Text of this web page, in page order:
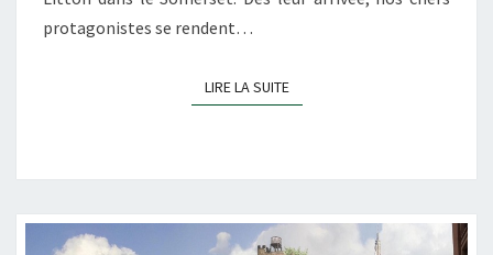
protagonistes se rendent…
LIRE LA SUITELIRE LA SUITE